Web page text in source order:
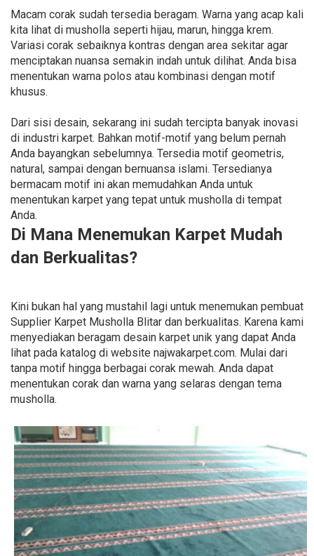
Macam corak sudah tersedia beragam. Warna yang acap kali
kita lihat di musholla seperti hijau, marun, hingga krem.
Variasi corak sebaiknya kontras dengan area sekitar agar
menciptakan nuansa semakin indah untuk dilihat. Anda bisa
menentukan warna polos atau kombinasi dengan motif
khusus.
Dari sisi desain, sekarang ini sudah tercipta banyak inovasi
di industri karpet. Bahkan motif-motif yang belum pernah
Anda bayangkan sebelumnya. Tersedia motif geometris,
natural, sampai dengan bernuansa islami. Tersedianya
bermacam motif ini akan memudahkan Anda untuk
menentukan karpet yang tepat untuk musholla di tempat
Anda.
Di Mana Menemukan Karpet Mudah
dan Berkualitas?
Kini bukan hal yang mustahil lagi untuk menemukan pembuat
Supplier Karpet Musholla Blitar dan berkualitas. Karena kami
menyediakan beragam desain karpet unik yang dapat Anda
lihat pada katalog di website najwakarpet.com. Mulai dari
tanpa motif hingga berbagai corak mewah. Anda dapat
menentukan corak dan warna yang selaras dengan tema
musholla.